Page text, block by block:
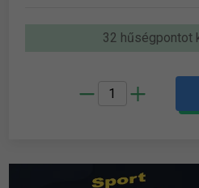
32 hűségpontot